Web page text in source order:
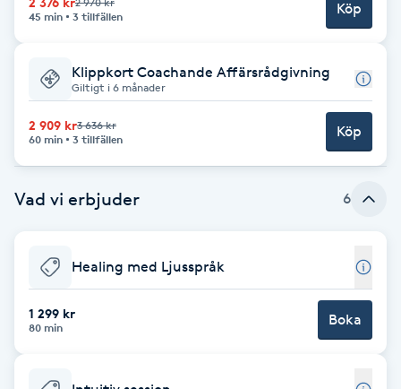
Balayage
Bambumassage
Blowout
Bottenfärg
45 min
3 tillfällen Köp
Klippkort Coachande Affärsrådgivning
Giltigt i 6 månader
2 909 kr3 636 kr
60 min
3 tillfällen Köp
Vad vi erbjuder 6
Healing med Ljusspråk
1 299 kr
80 min Boka